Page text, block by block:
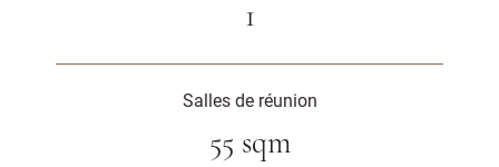
1
Salles de réunion
55 sqm